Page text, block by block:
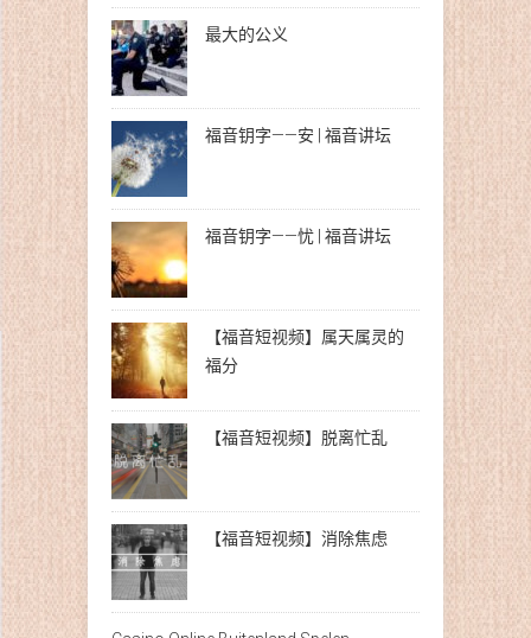
最大的公义
福音钥字——安 | 福音讲坛
福音钥字——忧 | 福音讲坛
【福音短视频】属天属灵的
福分
【福音短视频】脱离忙乱
【福音短视频】消除焦虑